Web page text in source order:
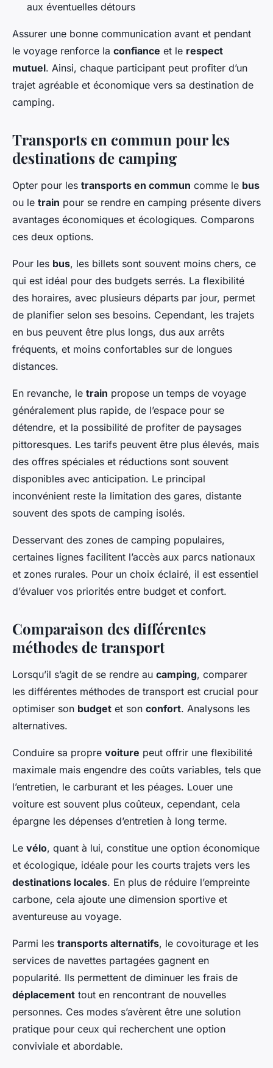
aux éventuelles détours
Assurer une bonne communication avant et pendant
le voyage renforce la confiance et le respect
mutuel. Ainsi, chaque participant peut profiter d’un
trajet agréable et économique vers sa destination de
camping.
Transports en commun pour les
destinations de camping
Opter pour les transports en commun comme le bus
ou le train pour se rendre en camping présente divers
avantages économiques et écologiques. Comparons
ces deux options.
Pour les bus, les billets sont souvent moins chers, ce
qui est idéal pour des budgets serrés. La flexibilité
des horaires, avec plusieurs départs par jour, permet
de planifier selon ses besoins. Cependant, les trajets
en bus peuvent être plus longs, dus aux arrêts
fréquents, et moins confortables sur de longues
distances.
En revanche, le train propose un temps de voyage
généralement plus rapide, de l’espace pour se
détendre, et la possibilité de profiter de paysages
pittoresques. Les tarifs peuvent être plus élevés, mais
des offres spéciales et réductions sont souvent
disponibles avec anticipation. Le principal
inconvénient reste la limitation des gares, distante
souvent des spots de camping isolés.
Desservant des zones de camping populaires,
certaines lignes facilitent l’accès aux parcs nationaux
et zones rurales. Pour un choix éclairé, il est essentiel
d’évaluer vos priorités entre budget et confort.
Comparaison des différentes
méthodes de transport
Lorsqu’il s’agit de se rendre au camping, comparer
les différentes méthodes de transport est crucial pour
optimiser son budget et son confort. Analysons les
alternatives.
Conduire sa propre voiture peut offrir une flexibilité
maximale mais engendre des coûts variables, tels que
l’entretien, le carburant et les péages. Louer une
voiture est souvent plus coûteux, cependant, cela
épargne les dépenses d’entretien à long terme.
Le vélo, quant à lui, constitue une option économique
et écologique, idéale pour les courts trajets vers les
destinations locales. En plus de réduire l’empreinte
carbone, cela ajoute une dimension sportive et
aventureuse au voyage.
Parmi les transports alternatifs, le covoiturage et les
services de navettes partagées gagnent en
popularité. Ils permettent de diminuer les frais de
déplacement tout en rencontrant de nouvelles
personnes. Ces modes s’avèrent être une solution
pratique pour ceux qui recherchent une option
conviviale et abordable.